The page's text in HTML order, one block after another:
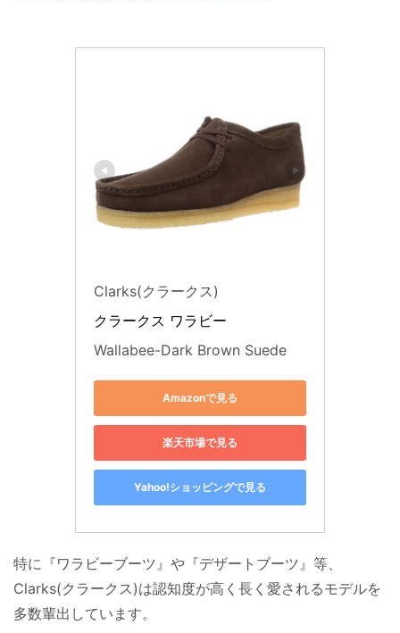
Clarks(クラークス)
クラークス ワラビー
Wallabee-Dark Brown Suede
Amazonで見る
楽天市場で見る
Yahoo!ショッピングで見る
特に『ワラビーブーツ』や『デザートブーツ』等、
Clarks(クラークス)は認知度が高く長く愛されるモデルを
多数輩出しています。